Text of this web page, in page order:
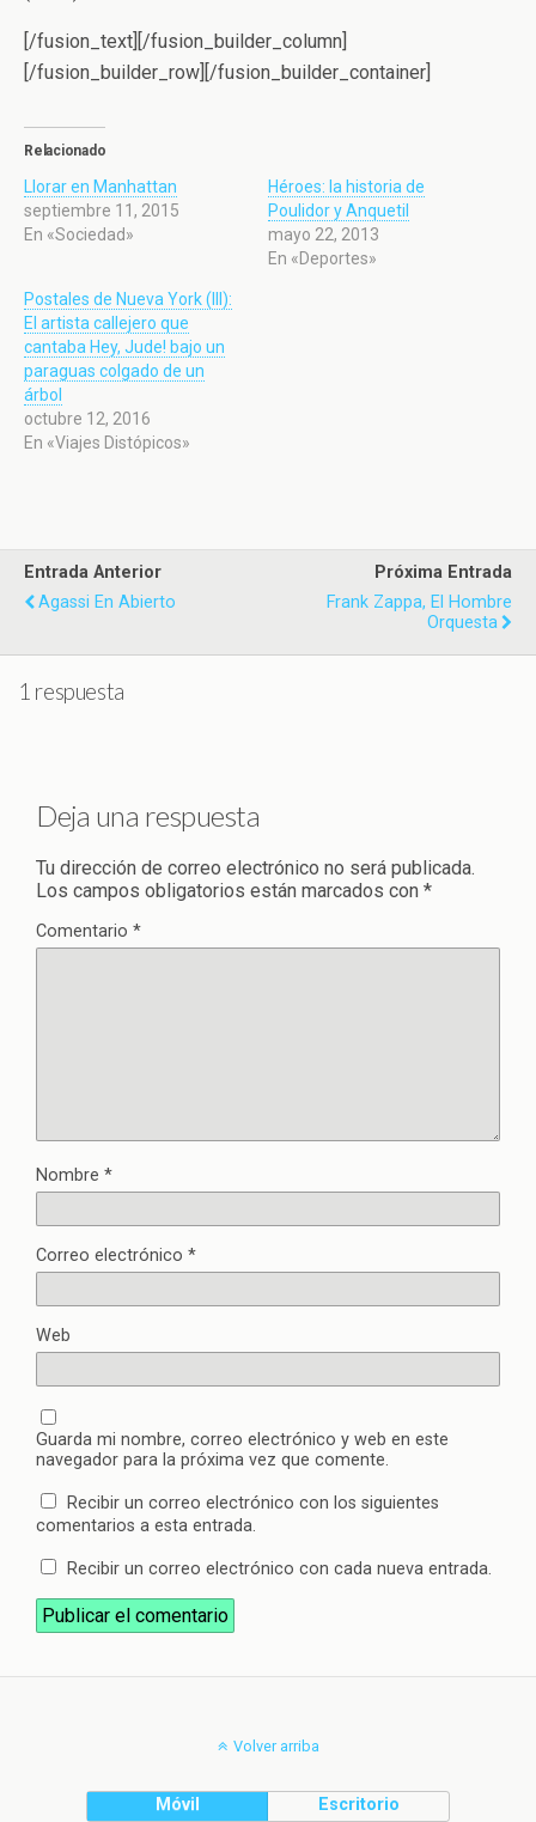
[/fusion_text][/fusion_builder_column]
[/fusion_builder_row][/fusion_builder_container]
Relacionado
Llorar en Manhattan
septiembre 11, 2015
En «Sociedad»
Héroes: la historia de
Poulidor y Anquetil
mayo 22, 2013
En «Deportes»
Postales de Nueva York (III):
El artista callejero que
cantaba Hey, Jude! bajo un
paraguas colgado de un
árbol
octubre 12, 2016
En «Viajes Distópicos»
Entrada Anterior
Agassi En Abierto
Próxima Entrada
Frank Zappa, El Hombre
Orquesta
1 respuesta
Deja una respuesta
Tu dirección de correo electrónico no será publicada.
Los campos obligatorios están marcados con *
Comentario *
Nombre *
Correo electrónico *
Web
Guarda mi nombre, correo electrónico y web en este
navegador para la próxima vez que comente.
Recibir un correo electrónico con los siguientes
comentarios a esta entrada.
Recibir un correo electrónico con cada nueva entrada.
Volver arriba
Móvil Escritorio